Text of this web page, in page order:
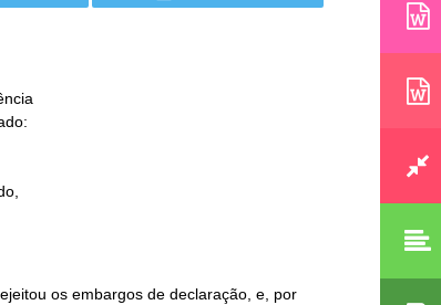
os embargos de declaração, e, por